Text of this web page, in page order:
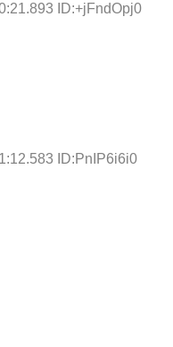
ID:+jFndOpj0
ID:PnIP6i6i0